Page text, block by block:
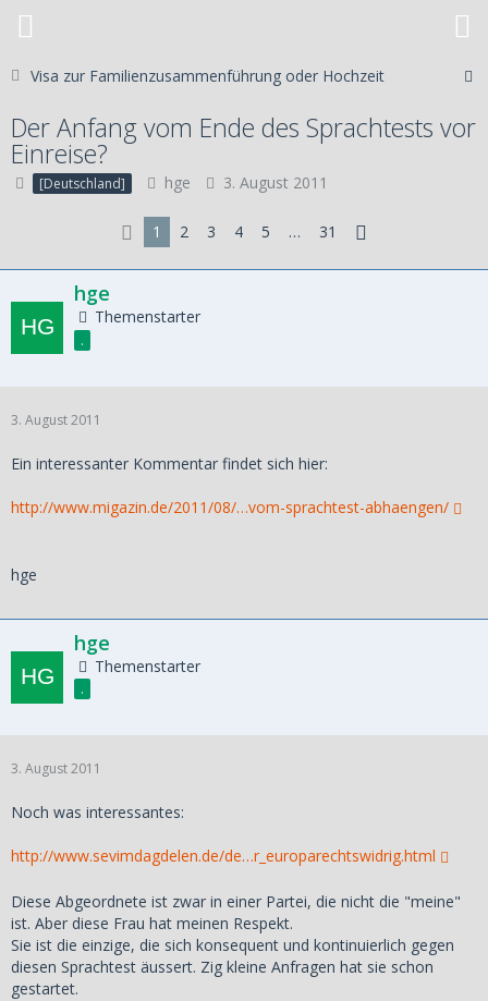
Visa zur Familienzusammenführung oder Hochzeit
Der Anfang vom Ende des Sprachtests vor
Einreise?
[Deutschland] hge 3. August 2011
1 2 3 4 5 … 31
hge
Themenstarter
.
3. August 2011
Ein interessanter Kommentar findet sich hier:
http://www.migazin.de/2011/08/…vom-sprachtest-abhaengen/
hge
hge
Themenstarter
.
3. August 2011
Noch was interessantes:
http://www.sevimdagdelen.de/de…r_europarechtswidrig.html
Diese Abgeordnete ist zwar in einer Partei, die nicht die "meine"
ist. Aber diese Frau hat meinen Respekt.
Sie ist die einzige, die sich konsequent und kontinuierlich gegen
diesen Sprachtest äussert. Zig kleine Anfragen hat sie schon
gestartet.